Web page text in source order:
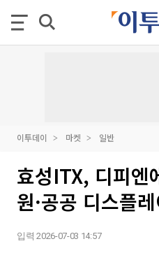
이투데이 마켓 일반
효성ITX, 디피
원·공공 디스플
입력 2026-07-03 14:57